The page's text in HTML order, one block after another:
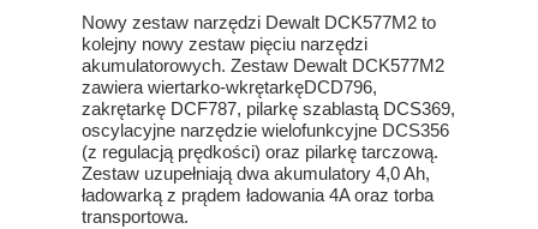
Nowy zestaw narzędzi Dewalt DCK577M2 to
kolejny nowy zestaw pięciu narzędzi
akumulatorowych. Zestaw Dewalt DCK577M2
zawiera wiertarko-wkrętarkęDCD796,
zakrętarkę DCF787, pilarkę szablastą DCS369,
oscylacyjne narzędzie wielofunkcyjne DCS356
(z regulacją prędkości) oraz pilarkę tarczową.
Zestaw uzupełniają dwa akumulatory 4,0 Ah,
ładowarką z prądem ładowania 4A oraz torba
transportowa.